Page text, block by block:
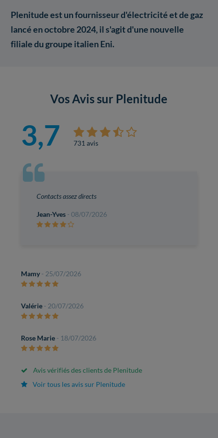
Plenitude est un fournisseur d'électricité et de gaz
lancé en octobre 2024, il s'agit d'une nouvelle
filiale du groupe italien Eni.
Vos Avis sur Plenitude
3,7 731 avis
Contacts assez directs
Jean-Yves - 08/07/2026
Mamy - 25/07/2026
Valérie - 20/07/2026
Rose Marie - 18/07/2026
Avis vérifiés des clients de Plenitude
Voir tous les avis sur Plenitude